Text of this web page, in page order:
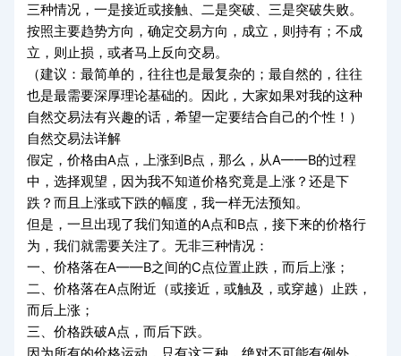
三种情况，一是接近或接触、二是突破、三是突破失败。
按照主要趋势方向，确定交易方向，成立，则持有；不成
立，则止损，或者马上反向交易。
（建议：最简单的，往往也是最复杂的；最自然的，往往
也是最需要深厚理论基础的。因此，大家如果对我的这种
自然交易法有兴趣的话，希望一定要结合自己的个性！）
自然交易法详解
假定，价格由A点，上涨到 B点，那么，从A——B的过程
中，选择观望，因为我不知道价格究竟是上涨？还是下
跌？而且上涨或下跌的幅度，我一样无法预知。
但是，一旦出现了我们知道的A点和B点，接下来的价格行
为，我们就需要关注了。无非三种情况：
一、价格落在A——B之间的C点位置止跌，而后上涨；
二、价格落在A点附近（或接近，或触及，或穿越）止跌，
而后上涨；
三、价格跌破A点，而后下跌。